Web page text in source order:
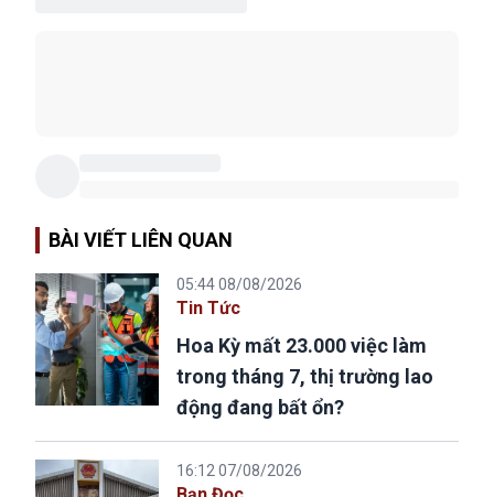
BÀI VIẾT LIÊN QUAN
05:44 08/08/2026
Tin Tức
Hoa Kỳ mất 23.000 việc làm
trong tháng 7, thị trường lao
động đang bất ổn?
16:12 07/08/2026